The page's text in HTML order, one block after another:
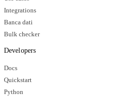
Integrations
Banca dati
Bulk checker
Developers
Docs
Quickstart
Python